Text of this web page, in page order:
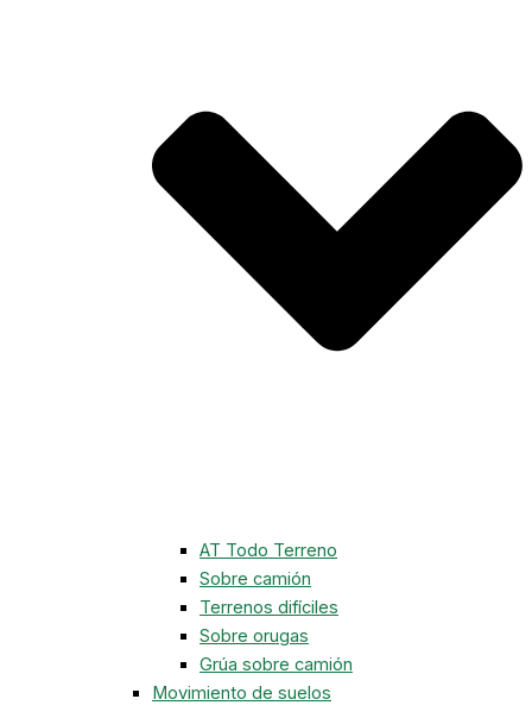
AT Todo Terreno
Sobre camión
Terrenos difíciles
Sobre orugas
Grúa sobre camión
Movimiento de suelos